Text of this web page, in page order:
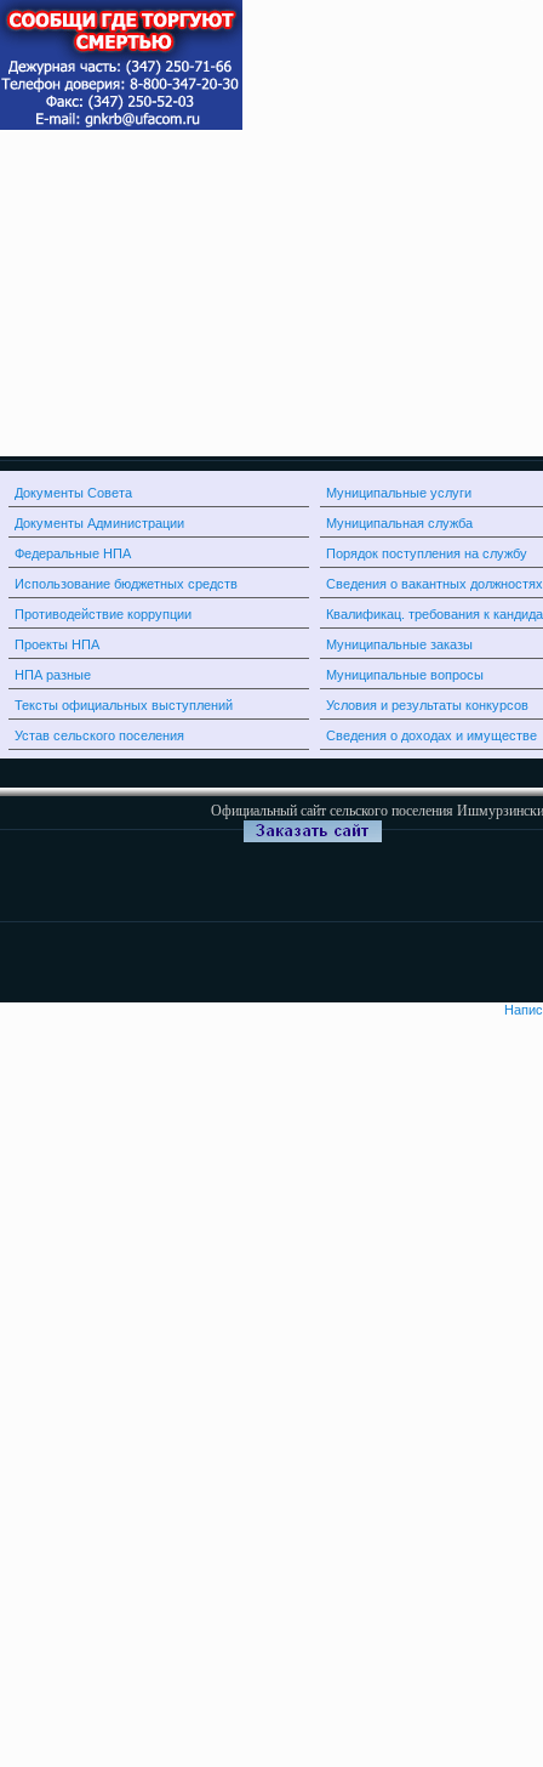
Документы Совета
Документы Администрации
Федеральные НПА
Использование бюджетных средств
Противодействие коррупции
Проекты НПА
НПА разные
Тексты официальных выступлений
Устав сельского поселения
Муниципальные услуги
Муниципальная служба
Порядок поступления на службу
Сведения о вакантных должностях
Квалификац. требования к
Муниципальные заказы
Муниципальные вопросы
Условия и результаты конкурсов
Сведения о доходах и имуществе
Официальный сайт сельского поселения